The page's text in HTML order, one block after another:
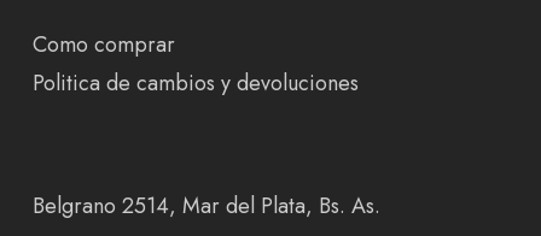
Como comprar
Politica de cambios y devoluciones
Belgrano 2514, Mar del Plata, Bs. As.